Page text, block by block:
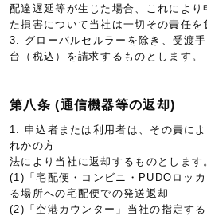
配達遅延等が生じた場合、これにより
た損害について当社は一切その責任を
3. グローバルセルラーを除き、受渡
台（税込）を請求するものとします。
第八条 (通信機器等の返却)
1. 申込者または利用者は、その責に
れかの方
法により当社に返却するものとします
(1)「宅配便・コンビニ・PUDOロッ
る場所への宅配便での発送返却
(2)「空港カウンター」当社の指定す